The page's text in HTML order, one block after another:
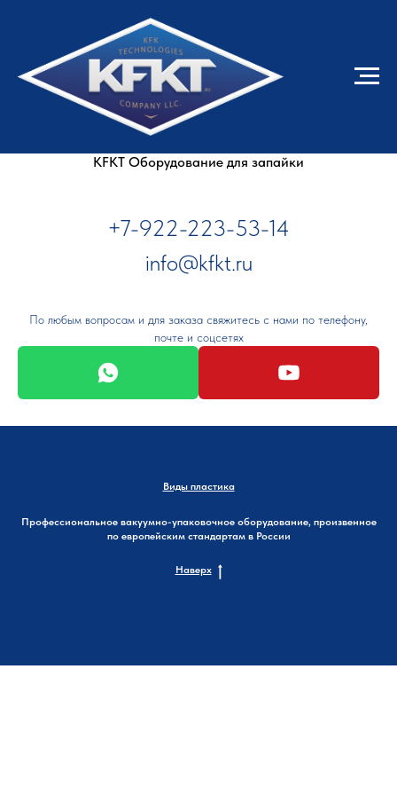
KFKT Оборудование для запайки
+7-922-223-53-14
info@kfkt.ru
По любым вопросам и для заказа свяжитесь с нами по телефону,
почте и соцсетях
Виды пластика
Профессиональное вакуумно-упаковочное оборудование, произвенное
по европейским стандартам в России
Наверх